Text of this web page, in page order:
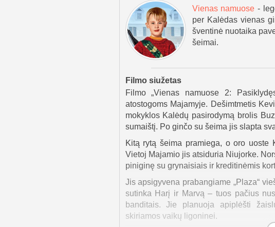
Vienas namuose -
per Kalėdas vienas
šventinė nuotaika
šeimai.
Filmo siužetas
Filmo „Vienas namuose 2:
atostogoms Majamyje. Dešimtmetis
mokyklos Kalėdų pasirodymą brolis
sumaištį. Po ginčo su šeima jis slapta
Kitą rytą šeima pramiega, o oro
Vietoj Majamio jis atsiduria Niujorke.
piniginę su grynaisiais ir kreditinėmis
Jis apsigyvena prabangiame „Plaza“
sutinka Harį ir Marvą – tuos pačius
banditais. Jie planuoja apiplėšti
skiriamos vaikų ligoninei.